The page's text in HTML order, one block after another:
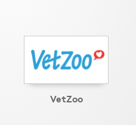
VetZoo